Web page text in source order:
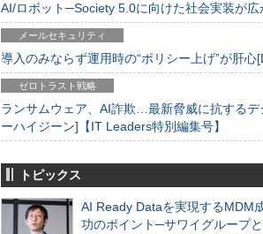
AI/ロボット─Society 5.0に向けた社会実装が広
メールセキュリティ
導入のみならず運用時の“ポリシー上げ”が肝
ゼロトラスト戦略
ランサムウェア、AI詐欺…最新脅威に抗する
ーハイジーン]【IT Leaders特別編集号】
トピックス
AI Ready Dataを実現するMDM
功のポイント─サワイグループ